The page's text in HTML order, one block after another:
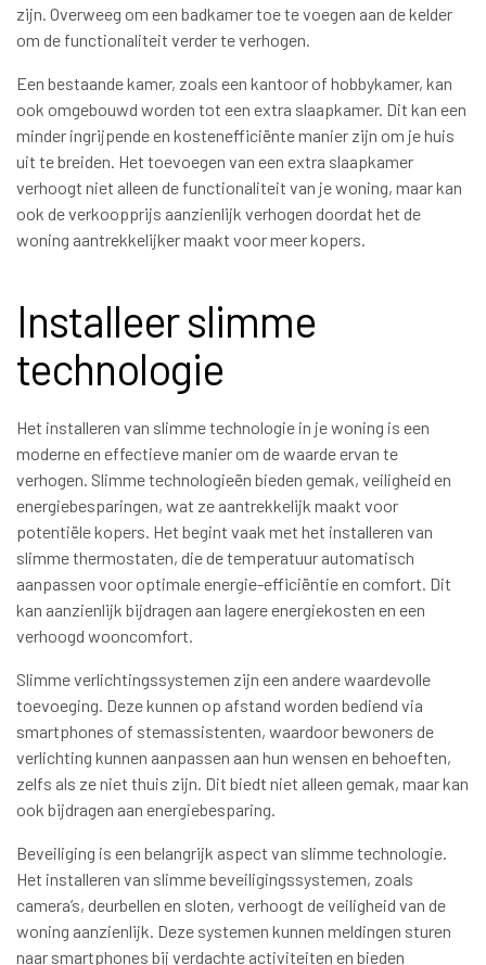
zijn. Overweeg om een badkamer toe te voegen aan de kelder
om de functionaliteit verder te verhogen.
Een bestaande kamer, zoals een kantoor of hobbykamer, kan
ook omgebouwd worden tot een extra slaapkamer. Dit kan een
minder ingrijpende en kostenefficiënte manier zijn om je huis
uit te breiden. Het toevoegen van een extra slaapkamer
verhoogt niet alleen de functionaliteit van je woning, maar kan
ook de verkoopprijs aanzienlijk verhogen doordat het de
woning aantrekkelijker maakt voor meer kopers.
Installeer slimme
technologie
Het installeren van slimme technologie in je woning is een
moderne en effectieve manier om de waarde ervan te
verhogen. Slimme technologieën bieden gemak, veiligheid en
energiebesparingen, wat ze aantrekkelijk maakt voor
potentiële kopers. Het begint vaak met het installeren van
slimme thermostaten, die de temperatuur automatisch
aanpassen voor optimale energie-efficiëntie en comfort. Dit
kan aanzienlijk bijdragen aan lagere energiekosten en een
verhoogd wooncomfort.
Slimme verlichtingssystemen zijn een andere waardevolle
toevoeging. Deze kunnen op afstand worden bediend via
smartphones of stemassistenten, waardoor bewoners de
verlichting kunnen aanpassen aan hun wensen en behoeften,
zelfs als ze niet thuis zijn. Dit biedt niet alleen gemak, maar kan
ook bijdragen aan energiebesparing.
Beveiliging is een belangrijk aspect van slimme technologie.
Het installeren van slimme beveiligingssystemen, zoals
camera’s, deurbellen en sloten, verhoogt de veiligheid van de
woning aanzienlijk. Deze systemen kunnen meldingen sturen
naar smartphones bij verdachte activiteiten en bieden